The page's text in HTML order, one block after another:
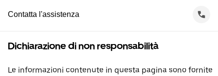
Contatta l'assistenza
Dichiarazione di non responsabilità
Le informazioni contenute in questa pagina sono fornite